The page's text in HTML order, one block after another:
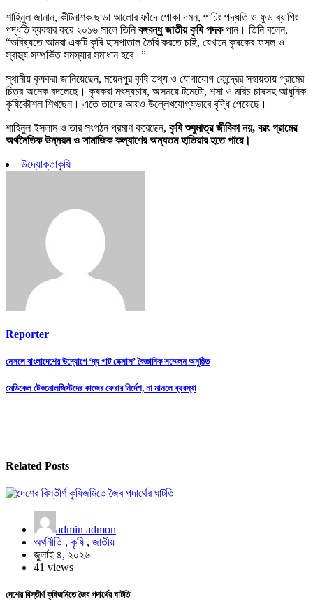
শাহিনুল জানান, কীটনাশক ছাড়া আলোর ফাঁদে পোকা দমন, পাচিং পদ্ধতি ও ফুড ব্যাগিং
পদ্ধতি ব্যবহার করে ২০১৬ সালে তিনিবঙ্গবন্ধু জাতীয় কৃষি পদকপান। তিনি বলেন,
“ভবিষ্যতে আমরা একটি কৃষি হাসপাতাল তৈরি করতে চাই, যেখানে কৃষকের ফসল ও
স্বাস্থ্য সম্পর্কিত সমস্যার সমাধান হবে।”
স্থানীয় কৃষকরা জানিয়েছেন, ময়েনপুর কৃষি তথ্য ও যোগাযোগ কেন্দ্রের সহায়তায় গ্রামের
চিত্র অনেক বদলেছে। কৃষকরা মৎস্যচাষ, অসময়ে টমেটো, শসা ও মরিচ চাষসহ আধুনিক
কৃষিকৌশল শিখছেন। এতে তাদের আয়ও উল্লেখযোগ্যভাবে বৃদ্ধি পেয়েছে।
শাহিনুল ইসলাম ও তার সংগঠন প্রমাণ করেছেন, কৃষি শুধুমাত্র জীবিকা নয়, বরং গ্রামের
অর্থনৈতিক উন্নয়ন ও সামাজিক কল্যাণের অন্যতম হাতিয়ার হতে পারে।
উদ্যোক্তাকৃষি
Reporter
Post
navigation
নেসলে বাংলাদেশের উদ্যোগে ‘দ্য গাট নেক্সাস’ বৈজ্ঞানিক সম্মেলন অনুষ্ঠিত
মেডিকেল টেকনোলজিস্টদের কাজের ফেরার নির্দেশ, না মানলে ব্যবস্থা
Related Posts
admin admon
অর্থনীতি, কৃষি, জাতীয়
জুলাই ৪, ২০২৬
41 views
দেশের বিস্তীর্ণ কৃষিজমিতে জৈব পদার্থের ঘাটতি